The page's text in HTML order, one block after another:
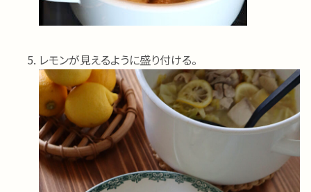
レモンが見えるように盛り付ける。